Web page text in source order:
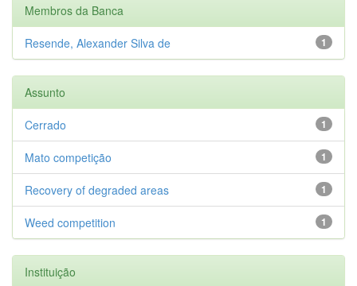
Membros da Banca
1
Resende, Alexander Silva de
Assunto
1
Cerrado
1
Mato competição
1
Recovery of degraded areas
1
Weed competition
Instituição